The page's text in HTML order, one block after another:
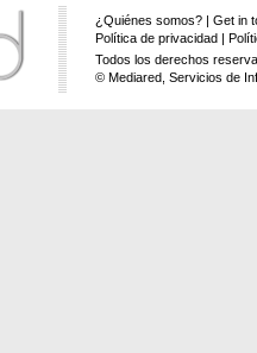
¿Quiénes somos? |Get in
Política de privacidad |
Todos los derechos
© Mediared, Servicios de